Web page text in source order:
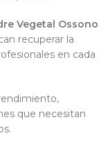
Vegetal Ossono
recuperar la
en cada
que necesitan